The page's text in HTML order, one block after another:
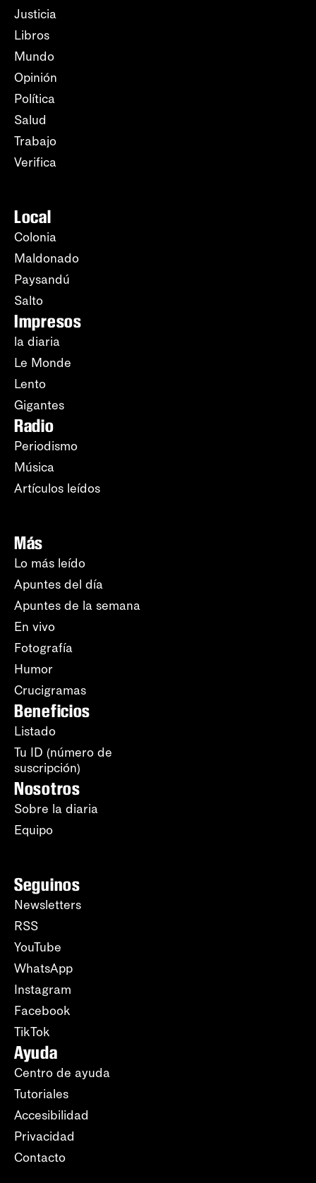
Justicia
Libros
Mundo
Opinión
Política
Salud
Trabajo
Verifica
Local
Colonia
Maldonado
Paysandú
Salto
Impresos
la diaria
Le Monde
Lento
Gigantes
Radio
Periodismo
Música
Artículos leídos
Más
Lo más leído
Apuntes del día
Apuntes de la semana
En vivo
Fotografía
Humor
Crucigramas
Beneficios
Listado
Tu ID (número de
suscripción)
Nosotros
Sobre la diaria
Equipo
Seguinos
Newsletters
RSS
YouTube
WhatsApp
Instagram
Facebook
TikTok
Ayuda
Centro de ayuda
Tutoriales
Accesibilidad
Privacidad
Contacto